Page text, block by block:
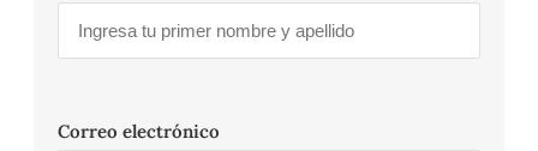
Correo electrónico